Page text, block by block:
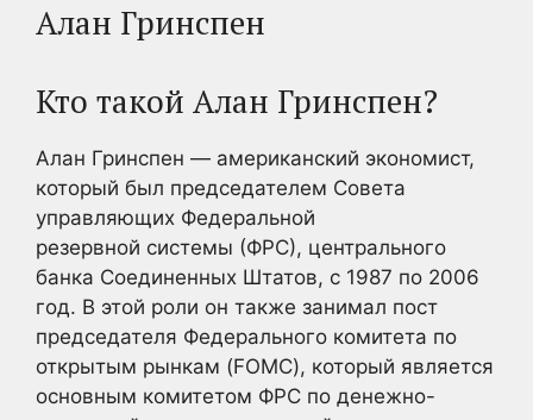
Алан Гринспен
Кто такой Алан Гринспен?
Алан Гринспен — американский экономист,
который был председателем Совета
управляющих Федеральной
резервной системы (ФРС), центрального
банка Соединенных Штатов, с 1987 по 2006
год. В этой роли он также занимал пост
председателя Федерального комитета по
открытым рынкам (FOMC), который является
основным комитетом ФРС по денежно-